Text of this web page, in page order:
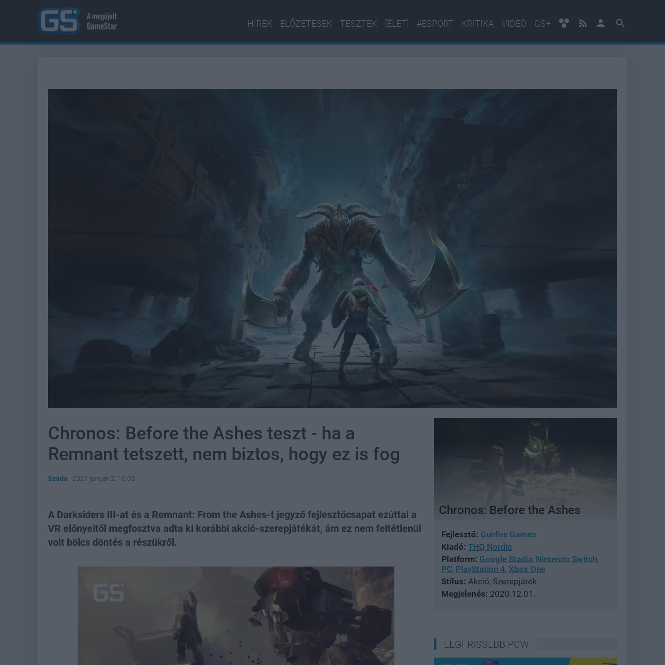
HÍREK ELŐZETESEK TESZTEK [ÉLET] #ESPORT KRITIKA VIDEÓ GS+
Chronos: Before the Ashes teszt - ha a
Remnant tetszett, nem biztos, hogy ez is fog
Szada | 2021 január 2. 10:05
A Darksiders III-at és a Remnant: From the Ashes-t jegyző fejlesztőcsapat ezúttal a
VR előnyeitől megfosztva adta ki korábbi akció-szerepjátékát, ám ez nem feltétlenül
volt bölcs döntés a részükről.
Chronos: Before the Ashes
Fejlesztő: Gunfire Games
Kiadó: THQ Nordic
Platform: Google Stadia, Nintendo Switch,
PC, PlayStation 4, Xbox One
Stílus: Akció, Szerepjáték
Megjelenés: 2020.12.01.
LEGFRISSEBB PCW